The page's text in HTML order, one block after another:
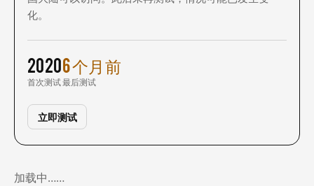
化。
2020
首次测试
6 个月前
最后测试
立即测试
加载中……